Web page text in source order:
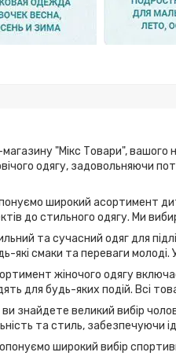
"Мікс Товари", вашого
одягу, задовольняючи
широкий асортимент
до стильного одягу. Ми
та сучасний одяг для
смаки та переваги молоді.
жіночого одягу
для будь-яких подій. Всі
ви знайдете великий вибір
та стиль, забезпечуючи
широкий вибір